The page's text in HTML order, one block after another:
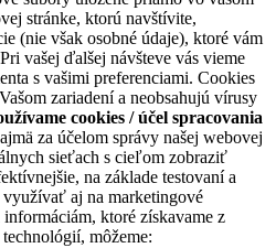
stránke, ktorú navštívite,
(nie však osobné údaje), ktoré vám
vašej ďalšej návšteve vás vieme
s vašimi preferenciami. Cookies
zariadení a neobsahujú vírusy
cookies / účel spracovania
za účelom správy našej webovej
sieťach s cieľom zobraziť
na základe testovaní a
aj na marketingové
ktoré získavame z
môžeme: